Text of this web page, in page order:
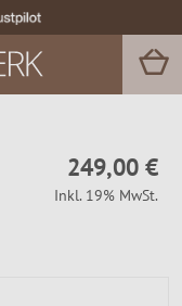
249,00 €
Inkl. 19% MwSt.